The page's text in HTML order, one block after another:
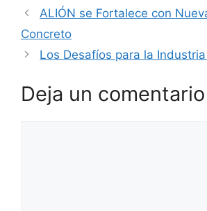
ALIÓN se Fortalece con
Concreto
Los Desafíos para la
Deja un comentario